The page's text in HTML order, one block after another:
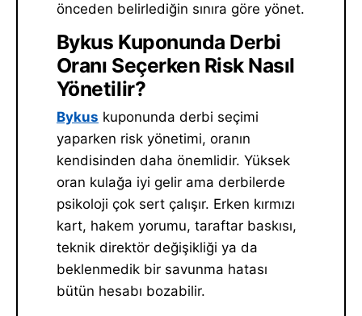
önceden belirlediğin sınıra göre yönet.
Bykus Kuponunda Derbi
Oranı Seçerken Risk Nasıl
Yönetilir?
Bykus kuponunda derbi seçimi
yaparken risk yönetimi, oranın
kendisinden daha önemlidir. Yüksek
oran kulağa iyi gelir ama derbilerde
psikoloji çok sert çalışır. Erken kırmızı
kart, hakem yorumu, taraftar baskısı,
teknik direktör değişikliği ya da
beklenmedik bir savunma hatası
bütün hesabı bozabilir.